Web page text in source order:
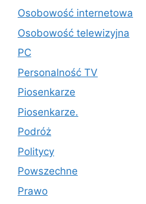
Osobowość internetowa
Osobowość telewizyjna
PC
Personalność TV
Piosenkarze
Piosenkarze.
Podróż
Politycy
Powszechne
Prawo